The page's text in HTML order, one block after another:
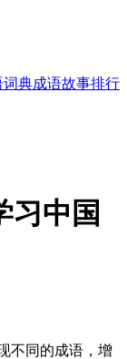
词典成语故事排行
习中国
不同的成语，增